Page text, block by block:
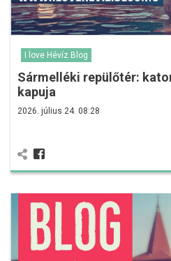
I love Hévíz Blog
Sármelléki repülőtér:
kapuja
2026. július 24. 08:28